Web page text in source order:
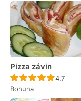
Pizza závin
Recept
4,7
Bohuna